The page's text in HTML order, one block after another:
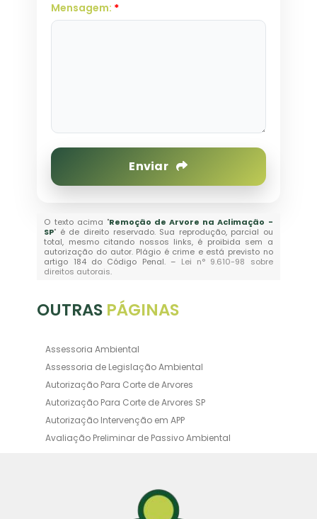
Mensagem: *
Enviar
O texto acima "Remoção de Arvore na Aclimação -
SP" é de direito reservado. Sua reprodução, parcial ou
total, mesmo citando nossos links, é proibida sem a
autorização do autor. Plágio é crime e está previsto no
artigo 184 do Código Penal. – Lei n° 9.610-98 sobre
direitos autorais.
OUTRAS PÁGINAS
Assessoria Ambiental
Assessoria de Legislação Ambiental
Autorização Para Corte de Arvores
Autorização Para Corte de Arvores SP
Autorização Intervenção em APP
Avaliação Preliminar de Passivo Ambiental
Certificado de Movimentação de Resíduos de
Certificado de Movimentação de Resíduos de